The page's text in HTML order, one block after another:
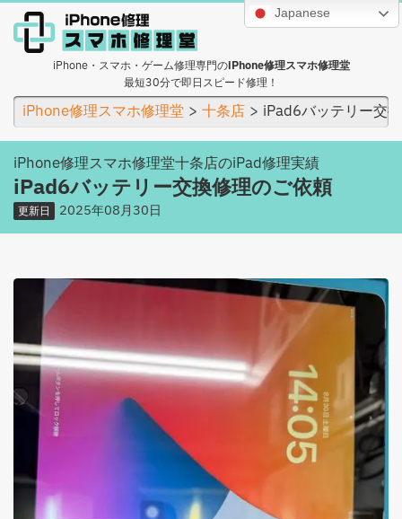
Japanese
iPhone・スマホ・ゲーム修理専門のiPhone修理スマホ修理堂
最短30分で即日スピード修理！
iPhone修理スマホ修理堂 十条店 iPad6バッテリー交
iPhone修理スマホ修理堂十条店のiPad修理実績
iPad6バッテリー交換修理のご依頼
更新日 2025年08月30日